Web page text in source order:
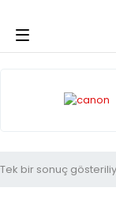
Tek bir sonuç